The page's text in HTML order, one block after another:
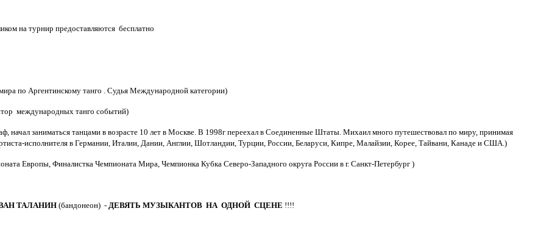
на турнир предоставляются бесплатно
по Аргентинскому танго . Судья Международной категории)
международных танго cобытий)
начал заниматься танцами в возрасте 10 лет в Москве. В 1998г переехал в Соединенные Штаты. Михаил много путешествовал по миру, принимая
исполнителя в Германии, Италии, Дании, Англии, Шотландии, Турции, России, Беларуси, Кипре, Малайзии, Корее, Тайвани, Канаде и США.)
Европы, Финалистка Чемпионата Мира, Чемпионка Кубка Северо-Западного округа России в г. Санкт-Петербург )
ТАЛАНИН(бандонеон) - ДЕВЯТЬ МУЗЫКАНТОВ НА ОДНОЙ СЦЕНЕ !!!!